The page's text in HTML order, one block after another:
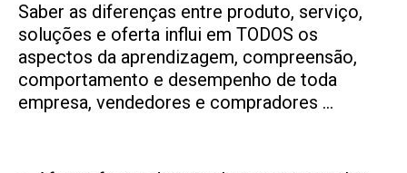
Saber as diferenças entre produto, serviço,
soluções e oferta influi em TODOS os
aspectos da aprendizagem, compreensão,
comportamento e desempenho de toda
empresa, vendedores e compradores …